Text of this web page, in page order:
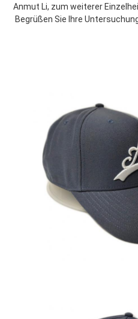
Anmut Li, zum weiterer
Begrüßen Sie Ihre